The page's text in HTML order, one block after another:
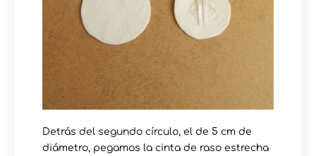
Detrás del segundo círculo, el de 5 cm de
diámetro, pegamos la cinta de raso estrecha